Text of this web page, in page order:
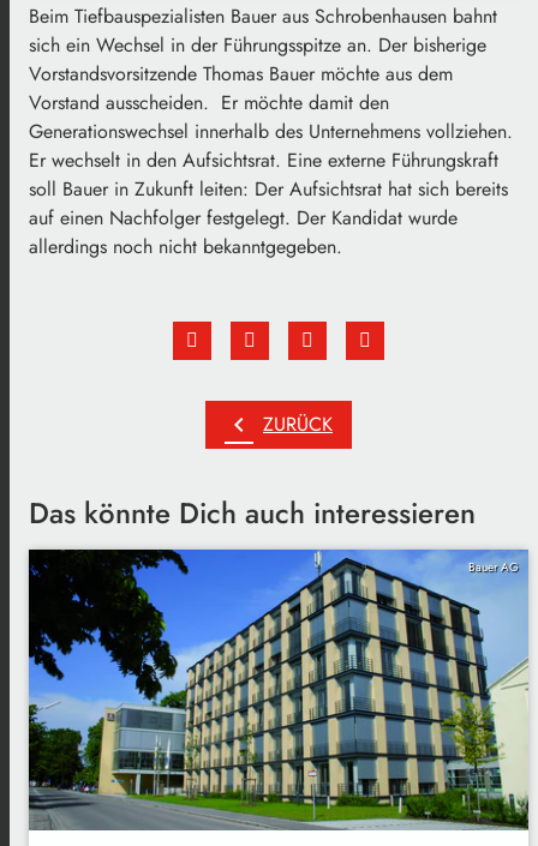
Beim Tiefbauspezialisten Bauer aus Schrobenhausen bahnt
sich ein Wechsel in der Führungsspitze an. Der bisherige
Vorstandsvorsitzende Thomas Bauer möchte aus dem
Vorstand ausscheiden. Er möchte damit den
Generationswechsel innerhalb des Unternehmens vollziehen.
Er wechselt in den Aufsichtsrat. Eine externe Führungskraft
soll Bauer in Zukunft leiten: Der Aufsichtsrat hat sich bereits
auf einen Nachfolger festgelegt. Der Kandidat wurde
allerdings noch nicht bekanntgegeben.
chevron_left ZURÜCK
Das könnte Dich auch interessieren
Bauer AG